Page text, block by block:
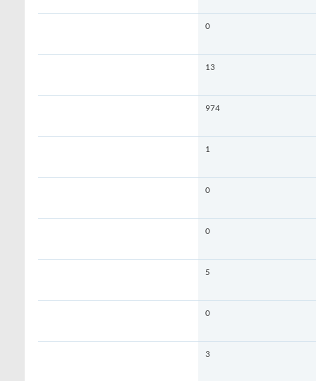
0
13
974
1
0
0
5
0
3